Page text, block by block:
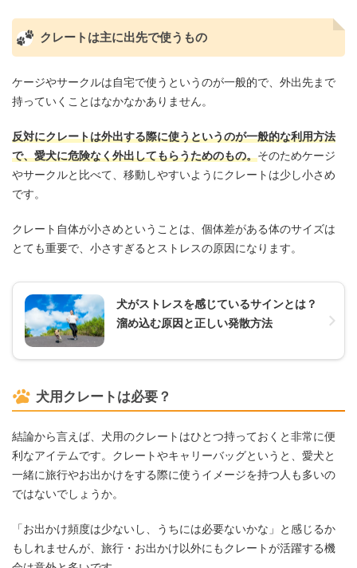
クレートは主に出先で使うもの
ケージやサークルは自宅で使うというのが一般的で、外出先まで
持っていくことはなかなかありません。
反対にクレートは外出する際に使うというのが一般的な利用方法
で、愛犬に危険なく外出してもらうためのもの。そのためケージ
やサークルと比べて、移動しやすいようにクレートは少し小さめ
です。
クレート自体が小さめということは、個体差がある体のサイズは
とても重要で、小さすぎるとストレスの原因になります。
犬がストレスを感じているサインとは？
溜め込む原因と正しい発散方法
犬用クレートは必要？
結論から言えば、犬用のクレートはひとつ持っておくと非常に便
利なアイテムです。クレートやキャリーバッグというと、愛犬と
一緒に旅行やお出かけをする際に使うイメージを持つ人も多いの
ではないでしょうか。
「お出かけ頻度は少ないし、うちには必要ないかな」と感じるか
もしれませんが、旅行・お出かけ以外にもクレートが活躍する機